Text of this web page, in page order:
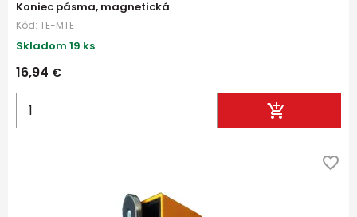
Koniec pásma, magnetická
Kód: TE-MTE
Skladom 19 ks
16,94 €